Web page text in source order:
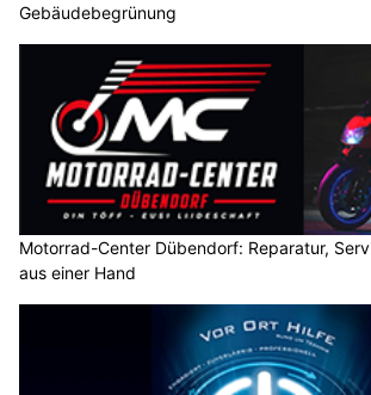
Gebäudebegrünung
Motorrad-Center Dübendorf: Reparatur,
aus einer Hand